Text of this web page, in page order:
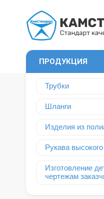
ПРОДУКЦИЯ
Трубки
Шланги
Изделия из
Рукава
Изготовление
чертежам